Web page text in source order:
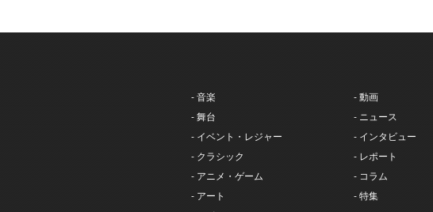
- 音楽
- 舞台
- イベント・レジャー
- クラシック
- アニメ・ゲーム
- アート
- 動画
- ニュース
- インタビュー
- レポート
- コラム
- 特集